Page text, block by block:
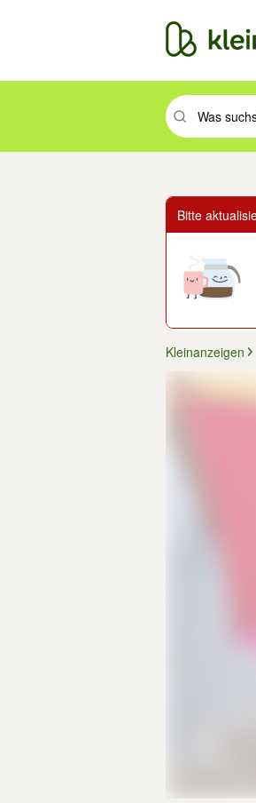
Suchbegriff
Bitte
Kleinanzeigen